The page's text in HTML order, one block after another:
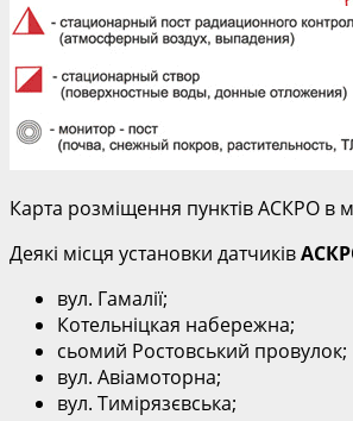
Карта розміщення пунктів АСКРО в
Деякі місця установки датчиків
вул. Гамалії;
Котельніцкая набережна;
сьомий Ростовський провулок;
вул. Авіамоторна;
вул. Тимірязєвська;